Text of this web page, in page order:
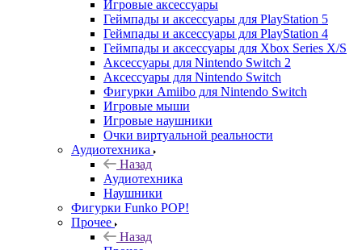
Игровые аксессуары
Геймпады и аксессуары для PlayStation 5
Геймпады и аксессуары для PlayStation 4
Геймпады и аксессуары для Xbox Series X/S
Аксессуары для Nintendo Switch 2
Аксессуары для Nintendo Switch
Фигурки Amiibo для Nintendo Switch
Игровые мыши
Игровые наушники
Очки виртуальной реальности
Аудиотехника
Назад
Аудиотехника
Наушники
Фигурки Funko POP!
Прочее
Назад